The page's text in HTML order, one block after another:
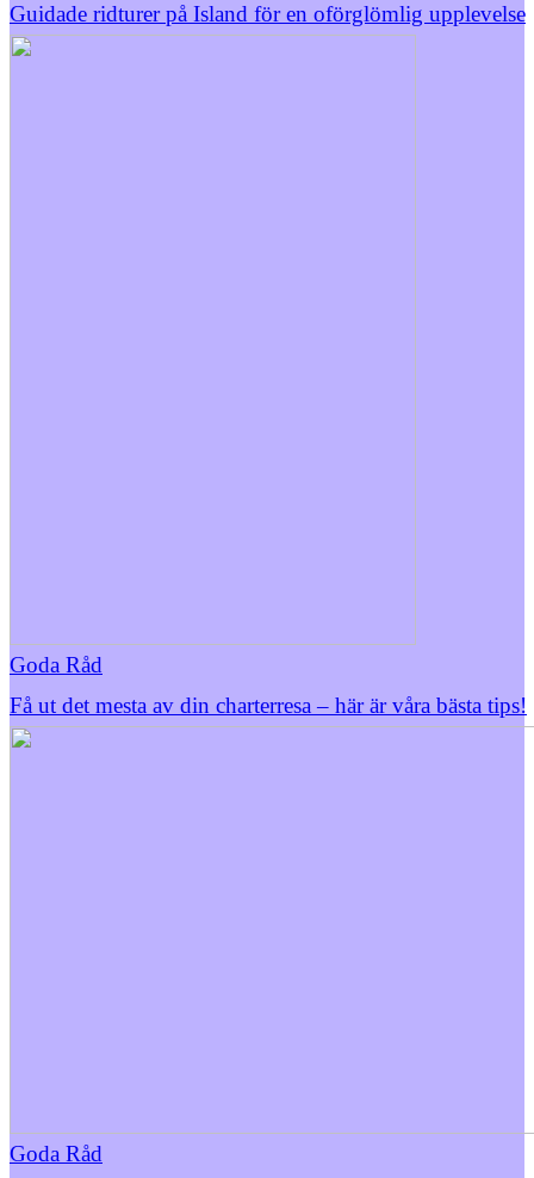
Guidade ridturer på Island för en oförglömlig upplevelse
Goda Råd
Få ut det mesta av din charterresa – här är våra bästa tips!
Goda Råd